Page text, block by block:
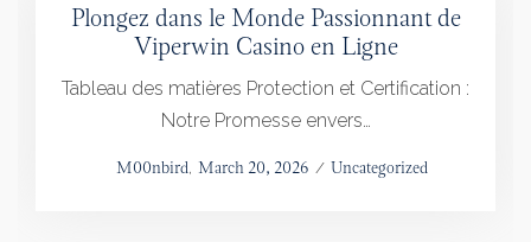
Plongez dans le Monde Passionnant de
Viperwin Casino en Ligne
Tableau des matières Protection et Certification :
Notre Promesse envers…
byM00nbird Posted
March 20, 2026
Posted
Uncategorized